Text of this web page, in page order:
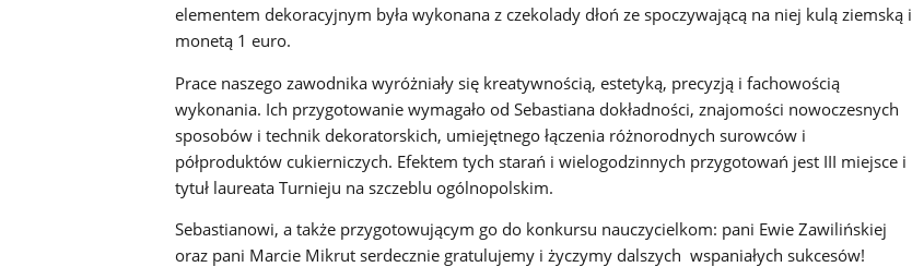
elementem dekoracyjnym była wykonana z czekolady dłoń ze spoczywającą na niej kulą ziemską i
monetą 1 euro.
Prace naszego zawodnika wyróżniały się kreatywnością, estetyką, precyzją i fachowością
wykonania. Ich przygotowanie wymagało od Sebastiana dokładności, znajomości nowoczesnych
sposobów i technik dekoratorskich, umiejętnego łączenia różnorodnych surowców i
półproduktów cukierniczych. Efektem tych starań i wielogodzinnych przygotowań jest III miejsce i
tytuł laureata Turnieju na szczeblu ogólnopolskim.
Sebastianowi, a także przygotowującym go do konkursu nauczycielkom: pani Ewie Zawilińskiej
oraz pani Marcie Mikrut serdecznie gratulujemy i życzymy dalszych wspaniałych sukcesów!